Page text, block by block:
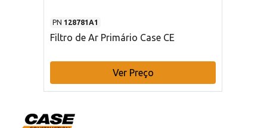
PN 128781A1
Filtro de Ar Primário Case CE
Ver Preço